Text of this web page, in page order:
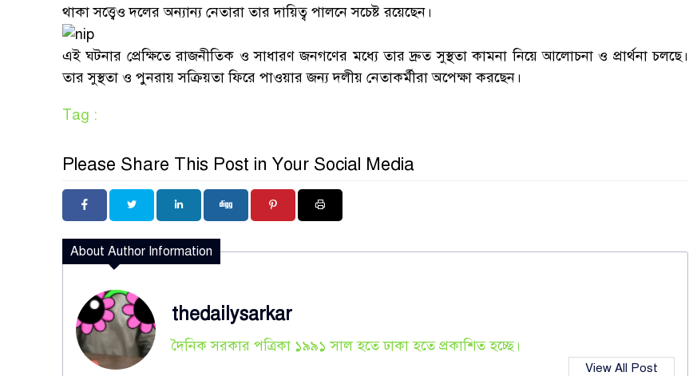
থাকা সত্ত্বেও দলের অন্যান্য নেতারা তার দায়িত্ব পালনে সচেষ্ট রয়েছেন।
এই ঘটনার প্রেক্ষিতে রাজনীতিক ও সাধারণ জনগণের মধ্যে তার দ্রুত সুস্থতা কামনা নিয়ে আলোচনা ও প্রার্থনা চলছে।
তার সুস্থতা ও পুনরায় সক্রিয়তা ফিরে পাওয়ার জন্য দলীয় নেতাকর্মীরা অপেক্ষা করছেন।
Tag :
Please Share This Post in Your Social Media
About Author Information
thedailysarkar
দৈনিক সরকার পত্রিকা ১৯৯১ সাল হতে ঢাকা হতে প্রকাশিত হচ্ছে।
View All Post